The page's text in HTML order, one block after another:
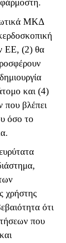
ΜΚΔ
ΕΕ, (2) θα
και (4)
που βλέπει
όσο το
χρήστης
ότι
που